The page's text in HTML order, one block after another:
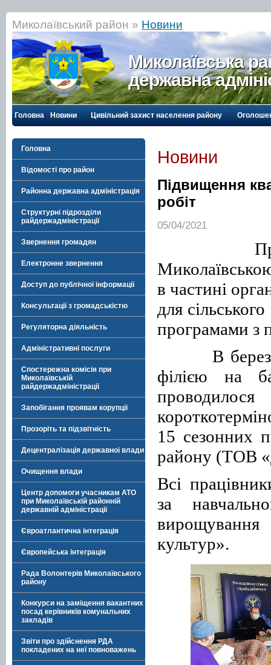
Миколаївський район » Новини
Миколаївська
державна
Головна Новини Цивільний захист населення району
Головна
Відомості про район
Районна державна адміністрація
Структурні підрозділи
райдержадміністрації
Звернення громадян
Електронне звернення
Доступ до публічної інформації
Консультації з громадськістю
Регуляторна діяльність
Адміністративні послуги
Спостережна комісія при
Миколаївській
райдержадміністрації
Запобігання проявам корупції
Прозоріть та підзвітність
Децентралізація державної влади
Очищення влади
Центр допомоги учасникам АТО
при Миколаївській районній
державній адміністрації
Євроатлантична інтеграція
Європейська інтеграція
Рада Волонтерів Миколаївського
району
Конкурси на заміщення вакантних
посад керівників комунальних
закладів
Звіти про здійснення РДА
покладених на неї повноважень
Новини
Підвищення
робіт
05/04/2021
в частині
для
програмами з
В
філією на
15 сезонних
району (ТОВ
Всі
за
вирощування
культур».